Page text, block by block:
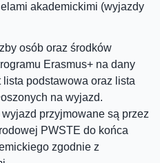
akademickimi (wyjazdy
osób oraz środków
Erasmus+ na dany
podstawowa oraz lista
na wyjazd.
przyjmowane są przez
PWSTE do końca
zgodnie z